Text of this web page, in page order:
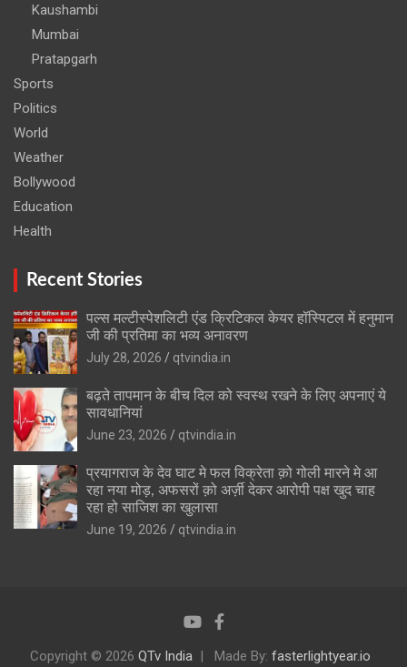
Kaushambi
Mumbai
Pratapgarh
Sports
Politics
World
Weather
Bollywood
Education
Health
Recent Stories
पल्स मल्टीस्पेशलिटी एंड क्रिटिकल केयर हॉस्पिटल में हनुमान
जी की प्रतिमा का भव्य अनावरण
July 28, 2026
qtvindia.in
बढ़ते तापमान के बीच दिल को स्वस्थ रखने के लिए अपनाएं ये
सावधानियां
June 23, 2026
qtvindia.in
प्रयागराज के देव घाट मे फल विक्रेता क़ो गोली मारने मे आ
रहा नया मोड़, अफसरों क़ो अर्ज़ी देकर आरोपी पक्ष खुद चाह
रहा हो साजिश का खुलासा
June 19, 2026
qtvindia.in
Copyright © 2026 QTv India Made By: fasterlightyear.io